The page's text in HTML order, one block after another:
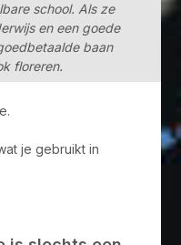
school. Als ze
en een goede
baan
floreren.
je gebruikt in